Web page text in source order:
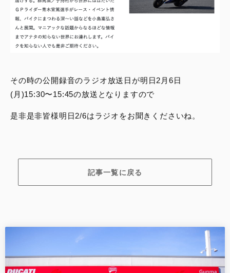
その時の公開録音のラジオ放送日が明日2月6日
(月)15:30〜15:45の放送となりますので
是非是非皆様明日2/6はラジオをお聞きくださいね。
記事一覧に戻る